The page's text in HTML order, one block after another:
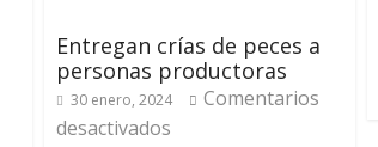
Entregan crías de peces a
personas productoras
30 enero, 2024
Comentarios
desactivados